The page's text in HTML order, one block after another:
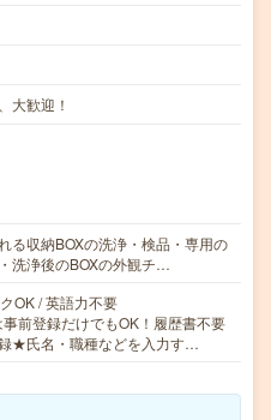
大歓迎！
る収納BOXの洗浄・検品・専用の
洗浄後のBOXの外観チ…
OK / 英語力不要
前登録だけでもOK！履歴書不要
★氏名・職種などを入力す…